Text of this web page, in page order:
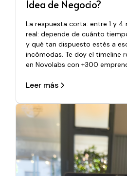
Idea de Negocio?
La respuesta corta: entre 1 y 4
real: depende de cuánto
y qué tan dispuesto estés a
incómodas. Te doy el timeline
en Novolabs con +300
Leer más